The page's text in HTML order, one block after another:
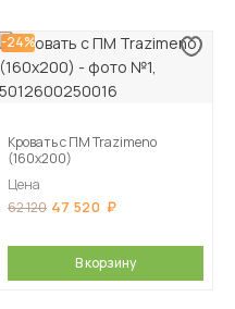
-24%
Кровать с ПМ Trazimeno
(160х200)
Цена
62 120 47 520
В корзину